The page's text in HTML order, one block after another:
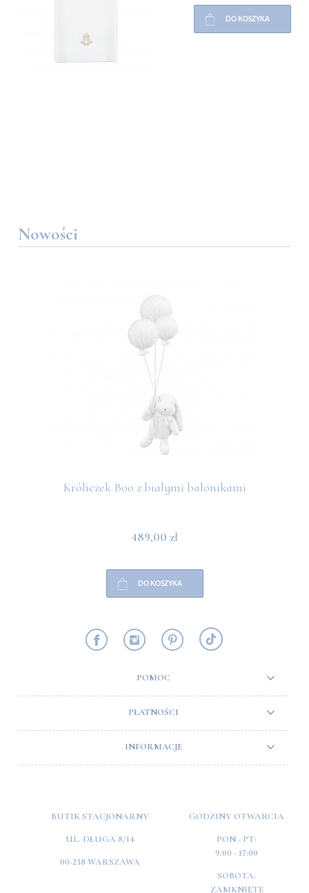
DO KOSZYKA
Nowości
Króliczek Boo z białymi balonikami
489,00 zł
DO KOSZYKA
POMOC
PŁATNOŚCI
INFORMACJE
BUTIK STACJONARNY
UL. DŁUGA 8/14
00-238 WARSZAWA
GODZINY OTWARCIA
PON - PT:
9:00 - 17:00
SOBOTA:
ZAMKNIĘTE